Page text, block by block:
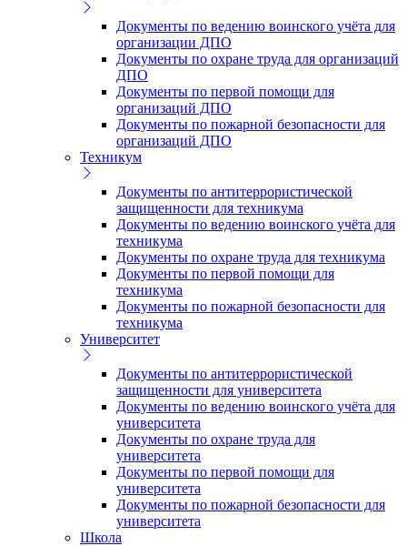
Документы по ведению воинского учёта для
организации ДПО
Документы по охране труда для организаций
ДПО
Документы по первой помощи для
организаций ДПО
Документы по пожарной безопасности для
организаций ДПО
Техникум
Документы по антитеррористической
защищенности для техникума
Документы по ведению воинского учёта для
техникума
Документы по охране труда для техникума
Документы по первой помощи для
техникума
Документы по пожарной безопасности для
техникума
Университет
Документы по антитеррористической
защищенности для университета
Документы по ведению воинского учёта для
университета
Документы по охране труда для
университета
Документы по первой помощи для
университета
Документы по пожарной безопасности для
университета
Школа